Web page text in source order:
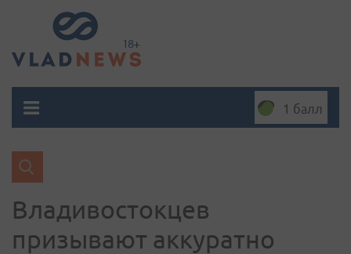
1 балл
Владивостокцев
призывают аккуратно